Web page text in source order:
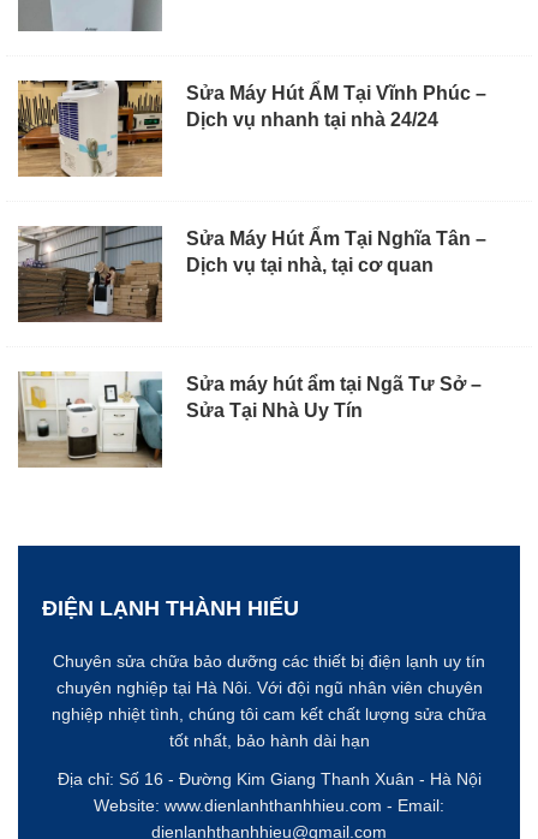
Sửa Máy Hút ẨM Tại Vĩnh Phúc –
Dịch vụ nhanh tại nhà 24/24
Sửa Máy Hút Ẩm Tại Nghĩa Tân –
Dịch vụ tại nhà, tại cơ quan
Sửa máy hút ẩm tại Ngã Tư Sở –
Sửa Tại Nhà Uy Tín
ĐIỆN LẠNH THÀNH HIẾU
Chuyên sửa chữa bảo dưỡng các thiết bị điện lạnh uy tín
chuyên nghiệp tại Hà Nôi. Với đội ngũ nhân viên chuyên
nghiệp nhiệt tình, chúng tôi cam kết chất lượng sửa chữa
tốt nhất, bảo hành dài hạn
Địa chỉ: Số 16 - Đường Kim Giang Thanh Xuân - Hà Nội
Website: www.dienlanhthanhhieu.com - Email:
dienlanhthanhhieu@gmail.com